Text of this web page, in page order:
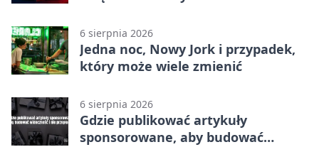
6 sierpnia 2026
Jedna noc, Nowy Jork i przypadek,
który może wiele zmienić
6 sierpnia 2026
Gdzie publikować artykuły
sponsorowane, aby budować